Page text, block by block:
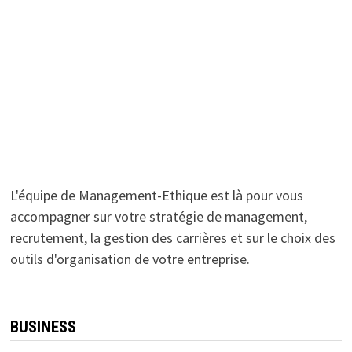
L'équipe de Management-Ethique est là pour vous
accompagner sur votre stratégie de management,
recrutement, la gestion des carrières et sur le choix des
outils d'organisation de votre entreprise.
BUSINESS